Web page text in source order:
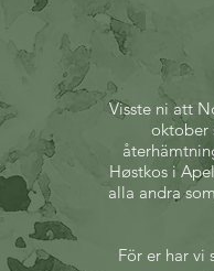
Visste ni att
oktober
Høstkos i
alla andra
För er har vi